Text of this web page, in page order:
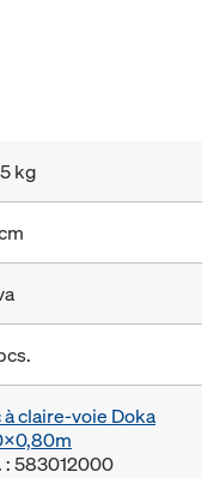
kg
à claire-voie Doka
: 583012000